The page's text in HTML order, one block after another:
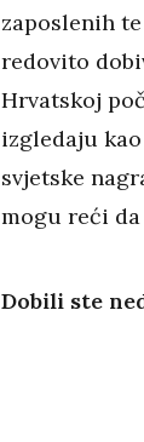
zaposlenih
redovito
Hrvatskoj
izgledaju
svjetske
mogu reći da
Dobili ste